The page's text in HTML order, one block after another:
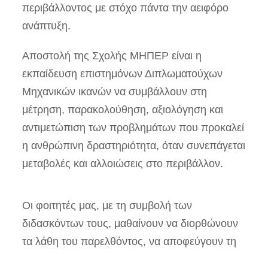
περιβάλλοντος με στόχο πάντα την αειφόρο
ανάπτυξη.
Αποστολή της Σχολής ΜΗΠΕΡ είναι η
εκπαίδευση επιστημόνων Διπλωματούχων
Μηχανικών ικανών να συμβάλλουν στη
μέτρηση, παρακολούθηση, αξιολόγηση και
αντιμετώπιση των προβλημάτων που προκαλεί
η ανθρώπινη δραστηριότητα, όταν συνεπάγεται
μεταβολές και αλλοιώσεις στο περιβάλλον.
Οι φοιτητές μας, με τη συμβολή των
διδασκόντων τους, μαθαίνουν να διορθώνουν
τα λάθη του παρελθόντος, να αποφεύγουν τη